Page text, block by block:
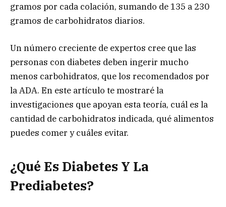
gramos por cada colación, sumando de 135 a 230
gramos de carbohidratos diarios.
Un número creciente de expertos cree que las
personas con diabetes deben ingerir mucho
menos carbohidratos, que los recomendados por
la ADA. En este artículo te mostraré la
investigaciones que apoyan esta teoría, cuál es la
cantidad de carbohidratos indicada, qué alimentos
puedes comer y cuáles evitar.
¿Qué Es Diabetes Y La
Prediabetes?